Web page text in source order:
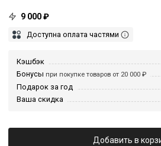
9 000 ₽
Доступна оплата частями
Кэшбэк
Бонусы при покупке товаров от 20 000 ₽
Подарок за год
Ваша скидка
Добавить в